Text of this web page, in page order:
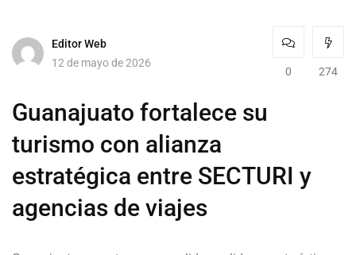
Editor Web
12 de mayo de 2026
0 274
Guanajuato fortalece su
turismo con alianza
estratégica entre SECTURI y
agencias de viajes